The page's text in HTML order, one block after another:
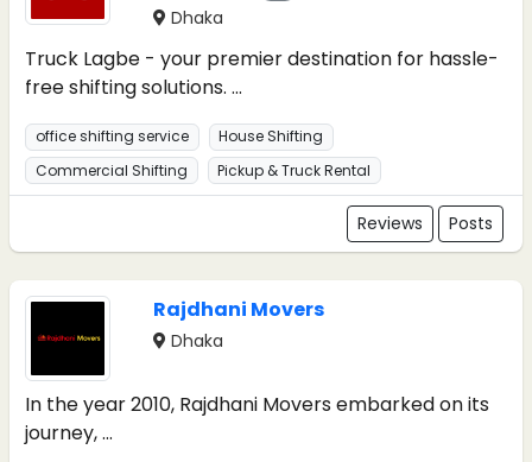
Dhaka
Truck Lagbe - your premier destination for hassle-
free shifting solutions. ...
office shifting service
House Shifting
Commercial Shifting
Pickup & Truck Rental
Reviews Posts
Rajdhani Movers
Dhaka
In the year 2010, Rajdhani Movers embarked on its
journey, ...